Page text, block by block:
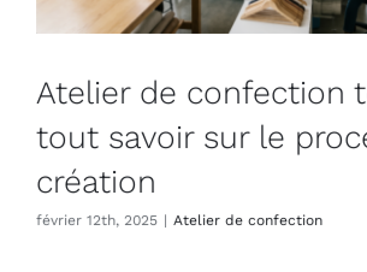
Atelier de confection
tout savoir sur le
création
février 12th, 2025 | Atelier de confection